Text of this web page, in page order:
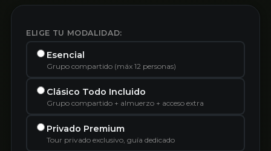
ELIGE TU MODALIDAD:
Esencial
Grupo compartido (máx 12 personas)
Clásico Todo Incluido
Grupo compartido + almuerzo + acceso extra
Privado Premium
Tour privado exclusivo, guía dedicado